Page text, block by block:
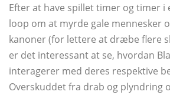
Efter at have spillet timer og timer i
loop om at myrde gale mennesker
kanoner (for lettere at dræbe flere
er det interessant at se, hvordan
interagerer med deres respektive
Overskuddet fra drab og plyndring